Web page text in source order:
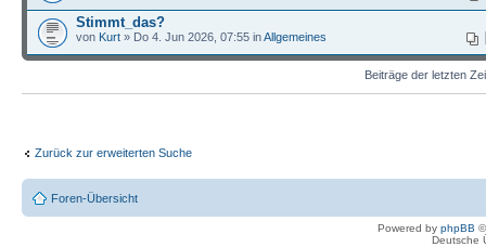
Stimmt_das?
von Kurt » Do 4. Jun 2026, 07:55 inAllgemeines
Beiträge der letzten
Zurück zur erweiterten Suche
Foren-Übersicht
Powered by phpBB
Deutsche